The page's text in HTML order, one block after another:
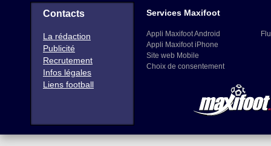
Contacts
La rédaction
Publicité
Recrutement
Infos légales
Liens football
Services Maxifoot
Appli Maxifoot Android
Appli Maxifoot iPhone
Site web Mobile
Choix de consentement